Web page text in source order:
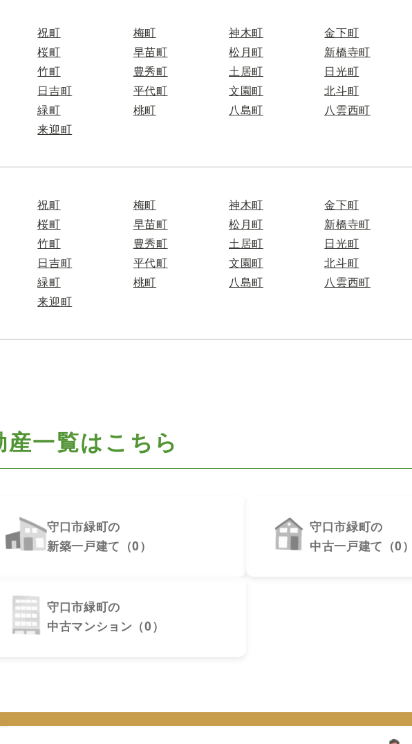
祝町 梅町 神木町 金下町
桜町 早苗町 松月町 新橋寺町
竹町 豊秀町 土居町 日光町
日吉町 平代町 文園町 北斗町
緑町 桃町 八島町 八雲西町
来迎町
祝町 梅町 神木町 金下町
桜町 早苗町 松月町 新橋寺町
竹町 豊秀町 土居町 日光町
日吉町 平代町 文園町 北斗町
緑町 桃町 八島町 八雲西町
来迎町
一覧はこちら
守口市緑町の
新築一戸建て（0）
守口市緑町の
中古一戸建て（0）
守口市緑町の
中古マンション（0）